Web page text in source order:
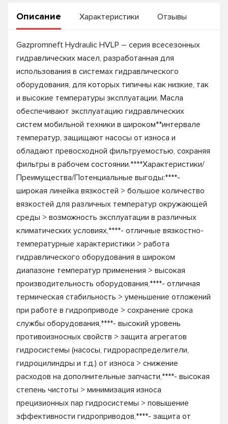
Описание Характеристики Отзывы
Gazpromneft Hydraulic HVLP – серия всесезонных
гидравлических масел, разработанная для
использования в системах гидравлического
оборудования, для которых типичны как низкие, так
и высокие температуры эксплуатации. Масла
обеспечивают эксплуатацию гидравлических
систем мобильной техники в широком**интервале
температур, защищают насосы от износа и
обладают превосходной фильтруемостью, сохраняя
фильтры в рабочем состоянии.****Характеристики/
Преимущества/Потенциальные выгоды:****-
широкая линейка вязкостей > большое количество
вязкостей для различных температур окружающей
среды > возможность эксплуатации в различных
климатических условиях,****- отличные вязкостно-
температурные характеристики > работа
гидравлического оборудования в широком
диапазоне температур применения > высокая
производительность оборудования,****- отличная
термическая стабильность > уменьшение отложений
при работе в гидроприводе > сохранение срока
службы оборудования,****- высокий уровень
противоизносных свойств > защита агрегатов
гидросистемы (насосы, гидрораспределители,
гидроцилиндры и т.д.) от износа > снижение
расходов на дополнительные запчасти,****- высокая
степень чистоты > минимизация износа
прецизионных пар гидросистемы > повышение
эффективности гидроприводов,****- защита от